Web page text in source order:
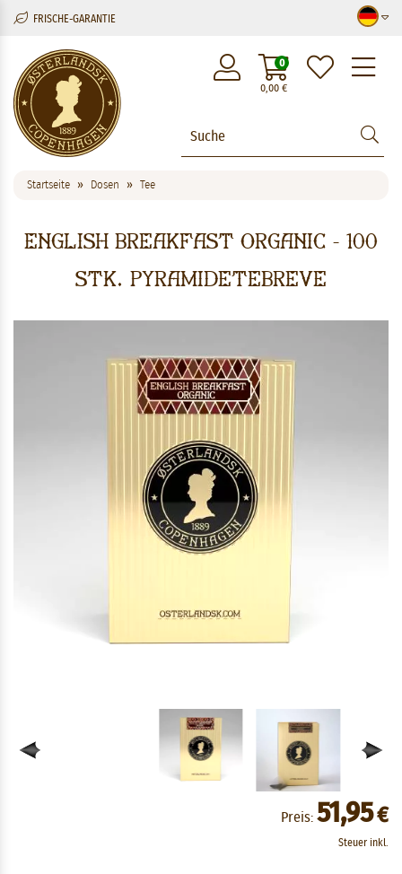
FRISCHE-GARANTIE
0,00€
0
Startseite Dosen Tee
English Breakfast Organic - 100
stk. pyramidetebreve
Preis: 51,95€
Steuer inkl.